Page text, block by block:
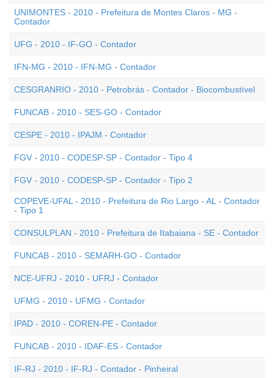
UNIMONTES - 2010 - Prefeitura de Montes Claros - MG -
Contador
UFG - 2010 - IF-GO - Contador
IFN-MG - 2010 - IFN-MG - Contador
CESGRANRIO - 2010 - Petrobrás - Contador - Biocombustível
FUNCAB - 2010 - SES-GO - Contador
CESPE - 2010 - IPAJM - Contador
FGV - 2010 - CODESP-SP - Contador - Tipo 4
FGV - 2010 - CODESP-SP - Contador - Tipo 2
COPEVE-UFAL - 2010 - Prefeitura de Rio Largo - AL - Contador
- Tipo 1
CONSULPLAN - 2010 - Prefeitura de Itabaiana - SE - Contador
FUNCAB - 2010 - SEMARH-GO - Contador
NCE-UFRJ - 2010 - UFRJ - Contador
UFMG - 2010 - UFMG - Contador
IPAD - 2010 - COREN-PE - Contador
FUNCAB - 2010 - IDAF-ES - Contador
IF-RJ - 2010 - IF-RJ - Contador - Pinheiral